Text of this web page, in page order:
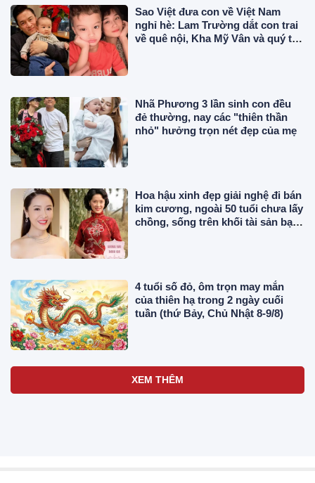
Sao Việt đưa con về Việt Nam
nghỉ hè: Lam Trường dắt con trai
về quê nội, Kha Mỹ Vân và quý tử
Nhã Phương 3 lần sinh con đều
đẻ thường, nay các "thiên thần
nhỏ" hưởng trọn nét đẹp của mẹ
Hoa hậu xinh đẹp giải nghệ đi bán
kim cương, ngoài 50 tuổi chưa lấy
chồng, sống trên khối tài sản bạc
4 tuổi số đỏ, ôm trọn may mắn
của thiên hạ trong 2 ngày cuối
tuần (thứ Bảy, Chủ Nhật 8-9/8)
XEM THÊM